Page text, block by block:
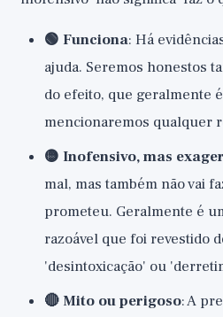
🟢 Funciona: Há
ajuda. Seremos honestos
do efeito, que geralmente
mencionaremos qualquer
🟡 Inofensivo, mas
mal, mas também não vai
prometeu. Geralmente é
razoável que foi revestido
'desintoxicação' ou
🔴 Mito ou perigoso: A